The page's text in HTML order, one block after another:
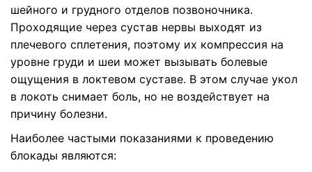
шейного и грудного отделов позвоночника.
Проходящие через сустав нервы выходят из
плечевого сплетения, поэтому их компрессия на
уровне груди и шеи может вызывать болевые
ощущения в локтевом суставе. В этом случае укол
в локоть снимает боль, но не воздействует на
причину болезни.
Наиболее частыми показаниями к проведению
блокады являются: